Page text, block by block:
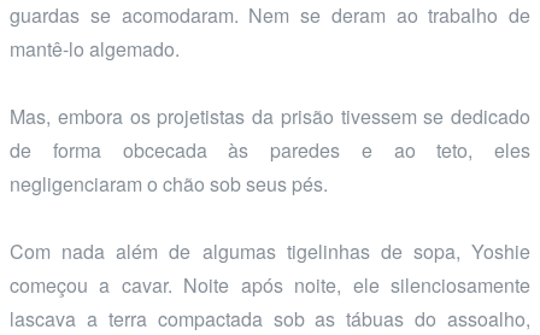
guardas se acomodaram. Nem se deram ao trabalho de
mantê-lo algemado.
Mas, embora os projetistas da prisão tivessem se dedicado
de forma obcecada às paredes e ao teto, eles
negligenciaram o chão sob seus pés.
Com nada além de algumas tigelinhas de sopa, Yoshie
começou a cavar. Noite após noite, ele silenciosamente
lascava a terra compactada sob as tábuas do assoalho,